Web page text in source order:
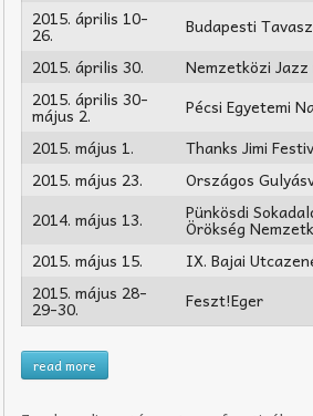
2015. április 10-
26. Budapesti
2015. április 30.
Nemzetközi Jazz
2015. április 30-
május 2. Pécsi Egyetemi
2015. május 1.
Thanks Jimi
2015. május 23.
Országos
2014. május 13.
Pünkösdi
Örökség
2015. május 15.
IX. Bajai
2015. május 28-
29-30. Feszt!Eger
read more